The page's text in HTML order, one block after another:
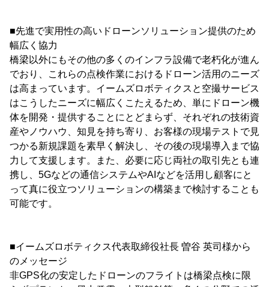
■先進で実用性の高いドローンソリューション提供のため
幅広く協力
橋梁以外にもその他の多くのインフラ設備で老朽化が進ん
でおり、これらの点検作業におけるドローン活用のニーズ
は高まっています。イームズロボティクスと空撮サービス
はこうしたニーズに幅広くこたえるため、単にドローン機
体を開発・提供することにとどまらず、それぞれの技術資
産やノウハウ、知見を持ち寄り、お客様の現場テストで見
つかる新規課題を素早く解決し、その後の現場導入まで協
力して支援します。また、必要に応じ両社の取引先とも連
携し、5Gなどの通信システムやAIなどを活用し顧客にと
って真に役立つソリューションの構築まで検討することも
可能です。
■イームズロボティクス代表取締役社長 曽谷 英司様から
のメッセージ
非GPS化の安定したドローンのフライトは橋梁点検に限